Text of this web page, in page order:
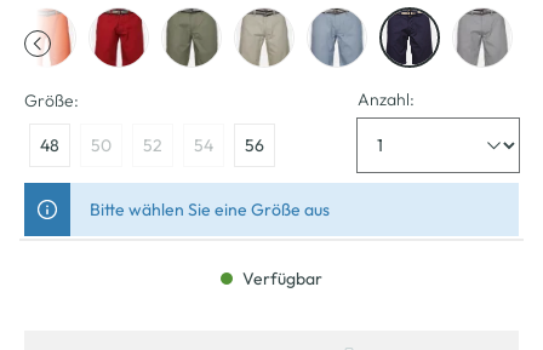
Größe:
48 50 52 54 56
Anzahl:
Bitte wählen Sie eine Größe aus
Verfügbar